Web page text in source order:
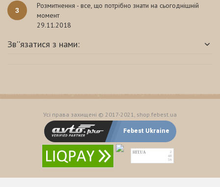
3
Розмитнення - все, що потрібно знати на сьогоднішній
момент
29.11.2018
Зв''язатися з нами:
Усі права захищені © 2017-2021, shop.febest.ua
Febest Ukraine
HIT.UA
2
48
59